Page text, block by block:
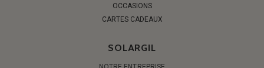
OCCASIONS
CARTES CADEAUX
SOLARGIL